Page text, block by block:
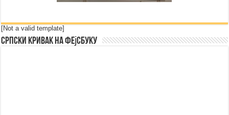
[Not a valid template]
Српски Кривак на Фејсбуку